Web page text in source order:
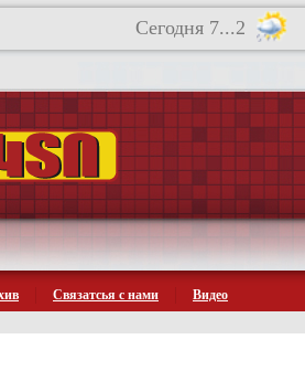
Сегодня 7...2
Связатсья с нами Видео